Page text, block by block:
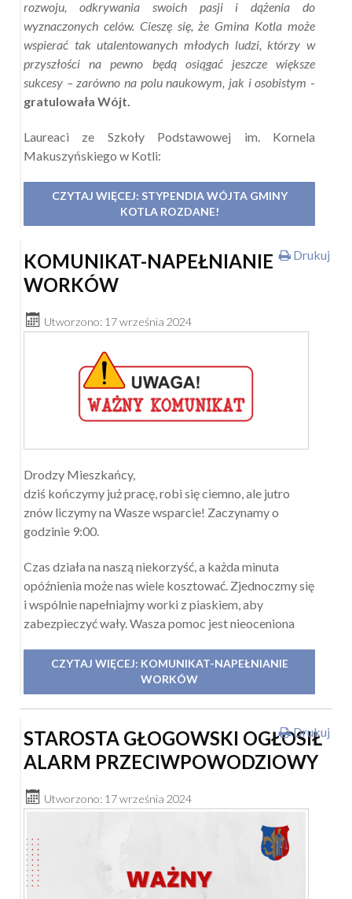
rozwoju, odkrywania swoich pasji i dążenia do
wyznaczonych celów. Cieszę się, że Gmina Kotla może
wspierać tak utalentowanych młodych ludzi, którzy w
przyszłości na pewno będą osiągać jeszcze większe
sukcesy – zarówno na polu naukowym, jak i osobistym -
gratulowała Wójt.
Laureaci ze Szkoły Podstawowej im. Kornela
Makuszyńskiego w Kotli:
CZYTAJ WIĘCEJ: STYPENDIA WÓJTA GMINY
KOTLA ROZDANE!
KOMUNIKAT-NAPEŁNIANIE
WORKÓW
Utworzono: 17 września 2024
Drukuj
Drodzy Mieszkańcy,
dziś kończymy już pracę, robi się ciemno, ale jutro
znów liczymy na Wasze wsparcie! Zaczynamy o
godzinie 9:00.
Czas działa na naszą niekorzyść, a każda minuta
opóźnienia może nas wiele kosztować. Zjednoczmy się
i wspólnie napełniajmy worki z piaskiem, aby
zabezpieczyć wały. Wasza pomoc jest nieoceniona
CZYTAJ WIĘCEJ: KOMUNIKAT-NAPEŁNIANIE
WORKÓW
STAROSTA GŁOGOWSKI OGŁOSIŁ
ALARM PRZECIWPOWODZIOWY
Utworzono: 17 września 2024
Drukuj